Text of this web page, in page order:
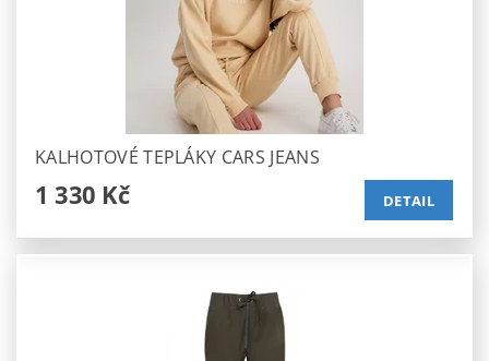
KALHOTOVÉ TEPLÁKY CARS JEANS
1 330 Kč DETAIL